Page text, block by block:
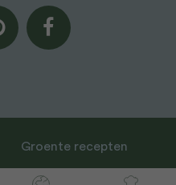
Groente recepten